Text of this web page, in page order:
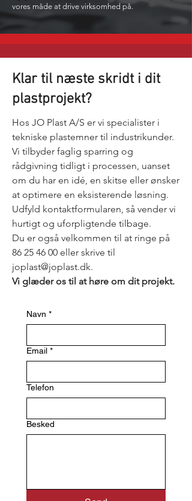
vores måde at drive virksomhed på.
Klar til næste skridt i dit
plastprojekt?
Hos JO Plast A/S er vi specialister i
tekniske plastemner til industrikunder.
Vi tilbyder faglig sparring og
rådgivning tidligt i processen, uanset
om du har en idé, en skitse eller ønsker
at optimere en eksisterende løsning.
Udfyld kontaktformularen, så vender vi
hurtigt og uforpligtende tilbage.
Du er også velkommen til at ringe på
86 25 46 00 eller skrive til
joplast@joplast.dk.
Vi glæder os til at høre om dit projekt.
Navn *
Email *
Telefon
Besked